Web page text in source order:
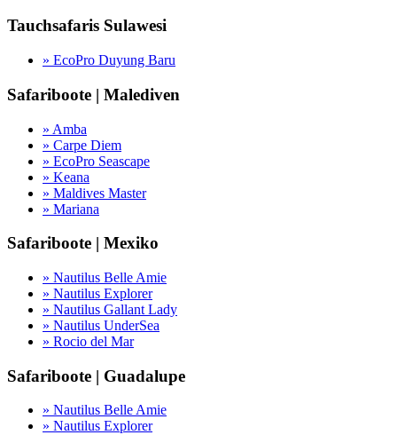
Tauchsafaris Sulawesi
» EcoPro Duyung Baru
Safariboote | Malediven
» Amba
» Carpe Diem
» EcoPro Seascape
» Keana
» Maldives Master
» Mariana
Safariboote | Mexiko
» Nautilus Belle Amie
» Nautilus Explorer
» Nautilus Gallant Lady
» Nautilus UnderSea
» Rocio del Mar
Safariboote | Guadalupe
» Nautilus Belle Amie
» Nautilus Explorer